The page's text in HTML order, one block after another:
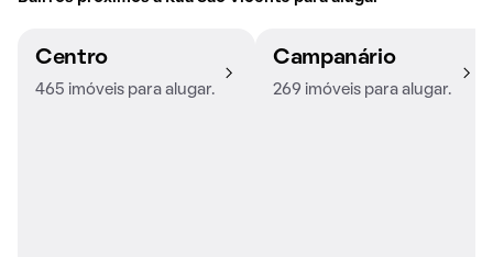
Centro
465 imóveis para alugar.
Campanário
269 imóveis para alugar.